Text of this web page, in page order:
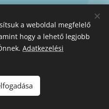
a weboldal megfelelő
hogy a lehető legjobb
Adatkezelési